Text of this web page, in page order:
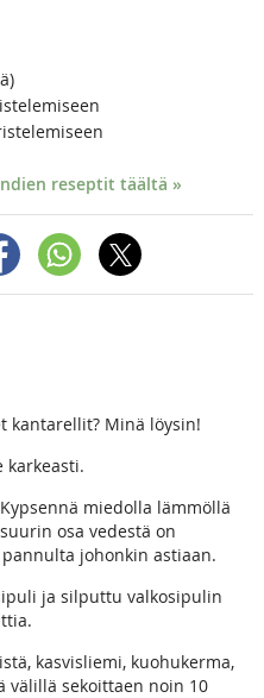
reseptit täältä »
kantarellit? Minä löysin!
karkeasti.
miedolla lämmöllä
osa vedestä on
johonkin astiaan.
ja silputtu valkosipulin
kasvisliemi, kuohukerma,
välillä sekoittaen noin 10